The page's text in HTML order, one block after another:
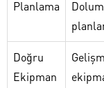
Planlama
Doğru
Ekipman